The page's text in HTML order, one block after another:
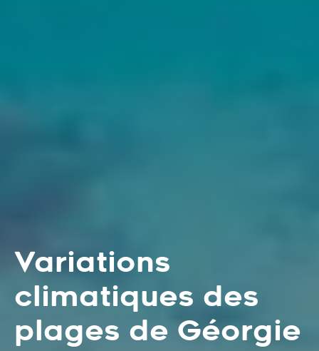
Variations
climatiques des
plages de Géorgie